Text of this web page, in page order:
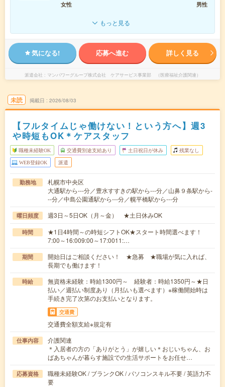
女性
男性
もっと見る
気になる! 応募へ進む 詳しく見る
派遣会社 マンパワーグループ株式会社 ケアサービス事業部 （医療福祉介護関連）
未読 掲載日 2026/08/03
【フルタイムじゃ働けない！という方へ】週3
や時短もOK＊ケアスタッフ
職種未経験OK 交通費別途支給あり 土日祝日が休み 残業なし
WEB登録OK 派遣
勤務地
札幌市中央区
大通駅から---分／豊水すすきの駅から---分／山鼻９条駅から-
--分／中島公園通駅から---分／幌平橋駅から---分
曜日頻度 週3日～5日OK（月～金） ★土日休みOK
時間
★1日4時間～の時短シフトOK★スタート時間選べます！
7:00～16:009:00～17:0011:…
期間
開始日はご相談ください！ ★急募 ★職場が気に入れば、
長期でも働けます！
時給
無資格未経験：時給1300円～ 経験者：時給1350円～★日
払い／週払い制度あり（月払いも選べます）※稼働開始時は
手続き完了次第のお支払いとなります。
交通費
交通費全額支給※規定有
仕事内容
介護関連
＊入居者の方の「ありがとう」が嬉しい＊おじいちゃん、お
ばあちゃんが暮らす施設での生活サポートをお任せ…
応募資格
職種未経験OK / ブランクOK / パソコンスキル不要 / 英語力不
要